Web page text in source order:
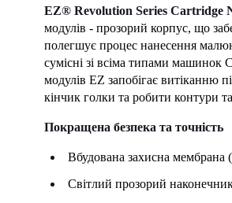
EZ® Revolution Series Cartridge
модулів - прозорий корпус, що
полегшує процес нанесення
сумісні зі всіма типами
модулів EZ запобігає витіканню
кінчик голки та робити контури та
Покращена безпека та точність
Вбудована захисна мембрана
Світлий прозорий